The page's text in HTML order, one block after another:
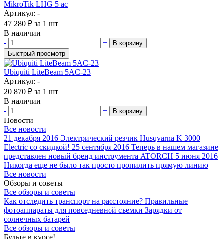
MikroTik LHG 5 ac
Артикул: -
47 280 ₽ за 1 шт
В наличии
-
+
В корзину
Быстрый просмотр
Ubiquiti LiteBeam 5AC-23
Артикул: -
20 870 ₽ за 1 шт
В наличии
-
+ В корзину
Новости
Все новости
21 декабря 2016 Электрический резчик Husqvarna K 3000
Electric со скидкой! 25 сентября 2016 Теперь в нашем магазине
представлен новый бренд инструмента ATORCH 5 июня 2016
Никогда еще не было так просто пропилить прямую линию
Все новости
Обзоры и советы
Все обзоры и советы
Как отследить транспорт на расстояние? Правильные
фотоаппараты для повседневной съемки Зарядки от
солнечных батарей
Все обзоры и советы
Будьте в курсе!